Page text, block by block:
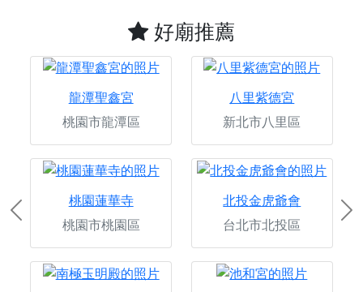
好廟推薦
龍潭聖鑫宮
桃園市龍潭區
八里紫德宮
新北市八里區
桃園蓮華寺
桃園市桃園區
北投金虎爺會
台北市北投區
Previous